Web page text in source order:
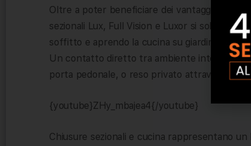
Oltre a poter beneficiare dei vantaggi di un
sezionali Lux, Full Vision e Luxor si
soffitto e aprendo la cucina su giardini, patii o
Un contatto diretto tra ambiente interno e
porta pedonale, o reso privato attraverso
{youtube}ZHy_mbajea4{/youtube}
Chiusure sezionali e cucina rappresentano